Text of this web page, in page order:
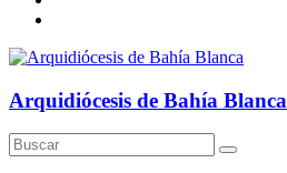
Arquidiócesis de Bahía Blanca